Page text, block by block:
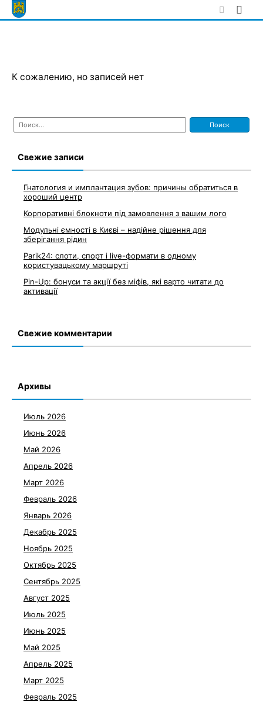
Skip
to
К сожалению, но записей нет
Найти:
Свежие записи
Гнатология и имплантация зубов: причины обратиться в
хороший центр
Корпоративні блокноти під замовлення з вашим лого
Модульні ємності в Києві – надійне рішення для
зберігання рідин
Parik24: слоти, спорт і live-формати в одному
користувацькому маршруті
Pin-Up: бонуси та акції без міфів, які варто читати до
активації
Свежие комментарии
Архивы
Июль 2026
Июнь 2026
Май 2026
Апрель 2026
Март 2026
Февраль 2026
Январь 2026
Декабрь 2025
Ноябрь 2025
Октябрь 2025
Сентябрь 2025
Август 2025
Июль 2025
Июнь 2025
Май 2025
Апрель 2025
Март 2025
Февраль 2025